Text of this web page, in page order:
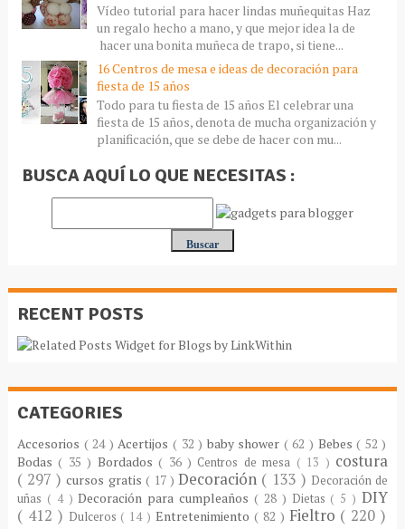
Vídeo tutorial para hacer lindas muñequitas Haz
un regalo hecho a mano, y que mejor idea la de
hacer una bonita muñeca de trapo, si tiene...
16 Centros de mesa e ideas de decoración para
fiesta de 15 años
Todo para tu fiesta de 15 años El celebrar una
fiesta de 15 años, denota de mucha organización y
planificación, que se debe de hacer con mu...
BUSCA AQUÍ LO QUE NECESITAS :
RECENT POSTS
CATEGORIES
Accesorios ( 24 )Acertijos ( 32 ) baby shower ( 62 ) Bebes( 52 )
Bodas( 35 ) Bordados( 36 ) Centros de mesa ( 13 ) costura
( 297 )cursos gratis ( 17 )Decoración ( 133 ) Decoración de
uñas ( 4 )Decoración para cumpleaños( 28 ) Dietas ( 5 )DIY
( 412 ) Dulceros ( 14 )Entretenimiento ( 82 ) Fieltro ( 220 )